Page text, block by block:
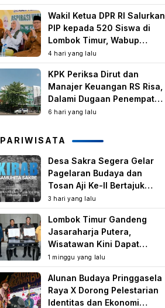
Kesejahteraan Masyarakat
Wakil Ketua DPR RI Salurkan
PIP kepada 520 Siswa di
Lombok Timur, Wabup
Tekankan Pentingnya
Pendidikan dan
Pencegahan Perkawinan
Anak
4 hari yang lalu
KPK Periksa Dirut dan
Manajer Keuangan RS Risa,
Dalami Dugaan Penempatan
Dana Rp2,25 Miliar oleh
6 hari yang lalu
PARIWISATA
Desa Sakra Segera Gelar
Pagelaran Budaya dan
Tosan Aji Ke-II Bertajuk
Samuhita Sakre
3 hari yang lalu
Lombok Timur Gandeng
Jasaraharja Putera,
Wisatawan Kini Dapat
Perlindungan Asuransi di
Destinasi Wisata
1 minggu yang lalu
Alunan Budaya Pringgasela
Raya X Dorong Pelestarian
Identitas dan Ekonomi